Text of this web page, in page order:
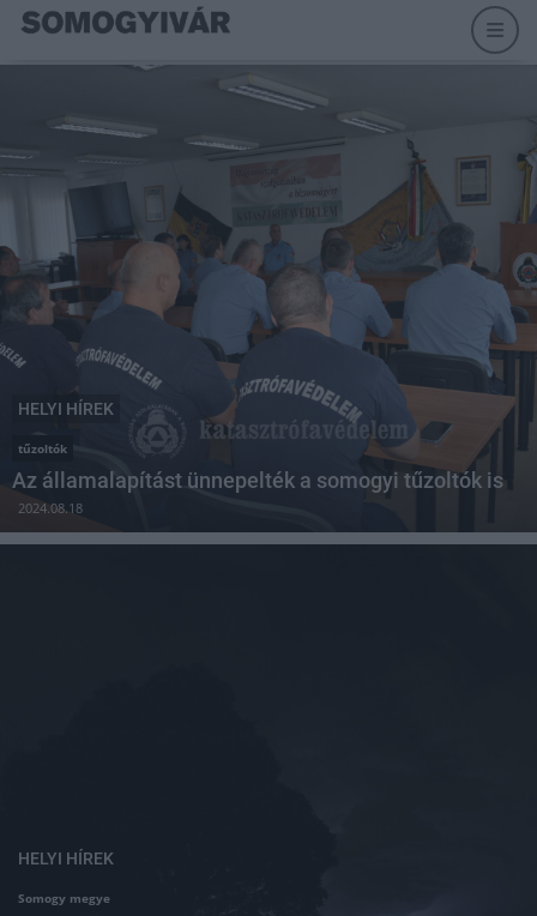
HELYI HÍREK
tűzoltók
Az államalapítást ünnepelték a somogyi tűzoltók is
2024.08.18
HELYI HÍREK
Somogy megye